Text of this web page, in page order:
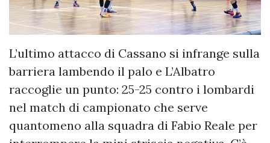
L’ultimo attacco di Cassano si infrange sulla
barriera lambendo il palo e L’Albatro
raccoglie un punto: 25-25 contro i lombardi
nel match di campionato che serve
quantomeno alla squadra di Fabio Reale per